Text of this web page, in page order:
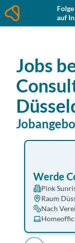
auf
Jobs
Werde
Pink
Raum
Nach